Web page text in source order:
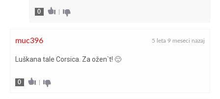
0
muc396 5 leta 9 meseci nazaj
Luškana tale Corsica. Za ožen`t! 🙂
0